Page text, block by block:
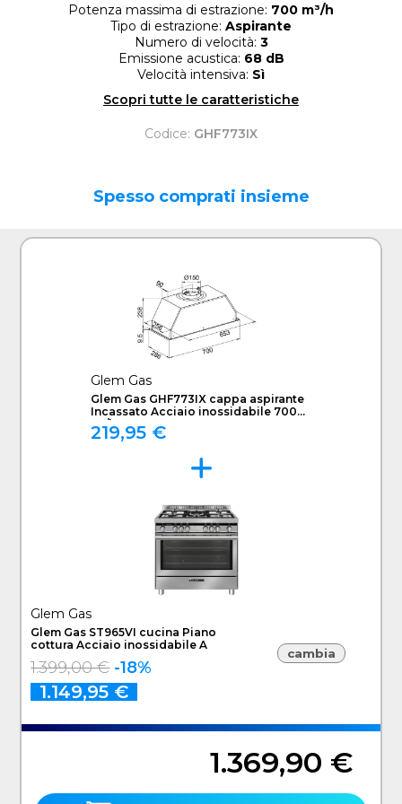
Potenza massima di estrazione: 700 m³/h
Tipo di estrazione: Aspirante
Numero di velocità: 3
Emissione acustica: 68 dB
Velocità intensiva: Sì
Scopri tutte le caratteristiche
Codice: GHF773IX
Spesso comprati insieme
Glem Gas
Glem Gas GHF773IX cappa aspirante
Incassato Acciaio inossidabile 700
m³/h C
219,95 €
Glem Gas
Glem Gas ST965VI cucina Piano
cottura Acciaio inossidabile A
1.399,00 € -18%
1.149,95 €
cambia
1.369,90 €